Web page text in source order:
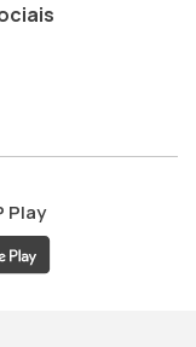
ao
Play